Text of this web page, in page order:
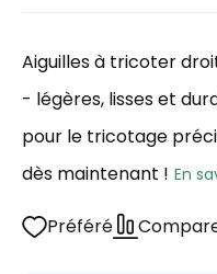
Aiguilles à tricoter
- légères, lisses et
pour le tricotage
dès maintenant ! En
Préféré